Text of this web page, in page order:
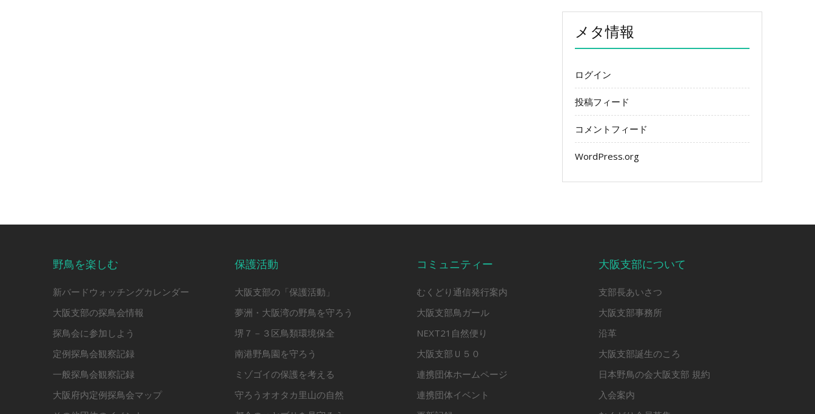
メタ情報
ログイン
投稿フィード
コメントフィード
WordPress.org
野鳥を楽しむ
新バードウォッチングカレンダー
大阪支部の探鳥会情報
探鳥会に参加しよう
定例探鳥会観察記録
一般探鳥会観察記録
大阪府内定例探鳥会マップ
保護活動
大阪支部の「保護活動」
夢洲・大阪湾の野鳥を守ろう
堺７－３区鳥類環境保全
南港野鳥園を守ろう
ミゾゴイの保護を考える
守ろうオオタカ里山の自然
コミュニティー
むくどり通信発行案内
大阪支部鳥ガール
NEXT21自然便り
大阪支部Ｕ５０
連携団体ホームページ
連携団体イベント
大阪支部について
支部長あいさつ
大阪支部事務所
沿革
大阪支部誕生のころ
日本野鳥の会大阪支部 規約
入会案内